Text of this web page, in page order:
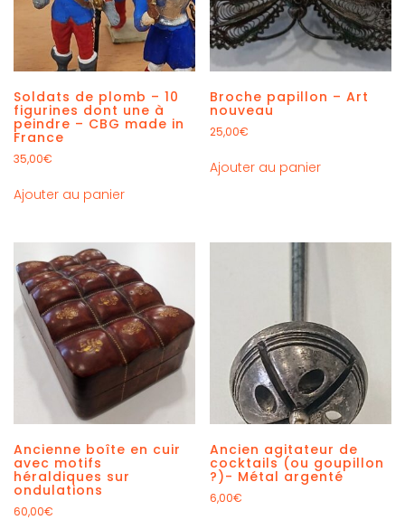
Soldats de plomb – 10
figurines dont une à
peindre – CBG made in
France
35,00€
Ajouter au panier
Broche papillon – Art
nouveau
25,00€
Ajouter au panier
Ancienne boîte en cuir
avec motifs
héraldiques sur
ondulations
60,00€
Ancien agitateur de
cocktails (ou goupillon
?)- Métal argenté
6,00€